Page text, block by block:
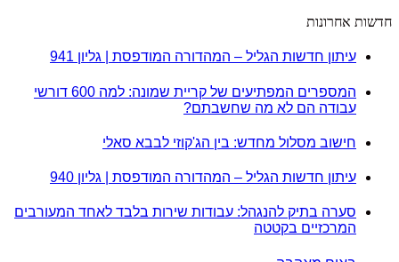
חדשות אחרונות
עיתון חדשות הגליל – המהדורה המודפסת | גליון 941
המספרים המפתיעים של קריית שמונה: למה 600 דורשי
עבודה הם לא מה שחשבתם?
חישוב מסלול מחדש: בין הג'קוזי לבבא סאלי
עיתון חדשות הגליל – המהדורה המודפסת | גליון 940
סערה בתיק להנגהל: עבודות שירות בלבד לאחד המעורבים
המרכזיים בקטטה